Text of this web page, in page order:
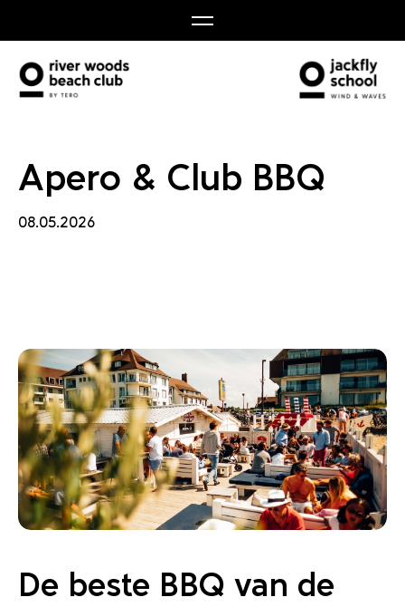
Apero & Club BBQ
08.05.2026
De beste BBQ van de